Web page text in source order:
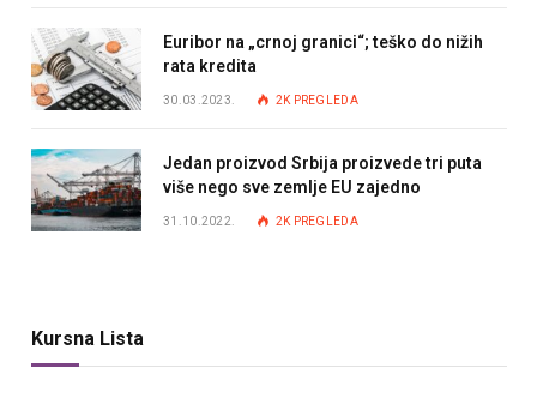
Euribor na „crnoj granici“; teško do nižih
rata kredita
30.03.2023. 2K PREGLEDA
Jedan proizvod Srbija proizvede tri puta
više nego sve zemlje EU zajedno
31.10.2022. 2K PREGLEDA
Kursna Lista